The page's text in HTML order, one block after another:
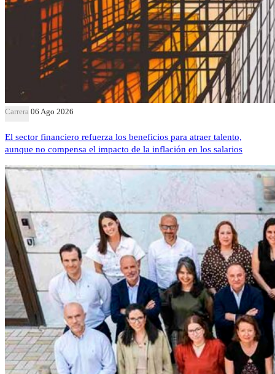
Carrera 06 Ago 2026
El sector financiero refuerza los beneficios para atraer talento,
aunque no compensa el impacto de la inflación en los salarios